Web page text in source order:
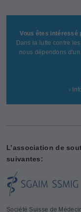
Vous êtes intéressé
Dans la lutte contre
nous dépendons
›
L’association de
suivantes:
Société Suisse de